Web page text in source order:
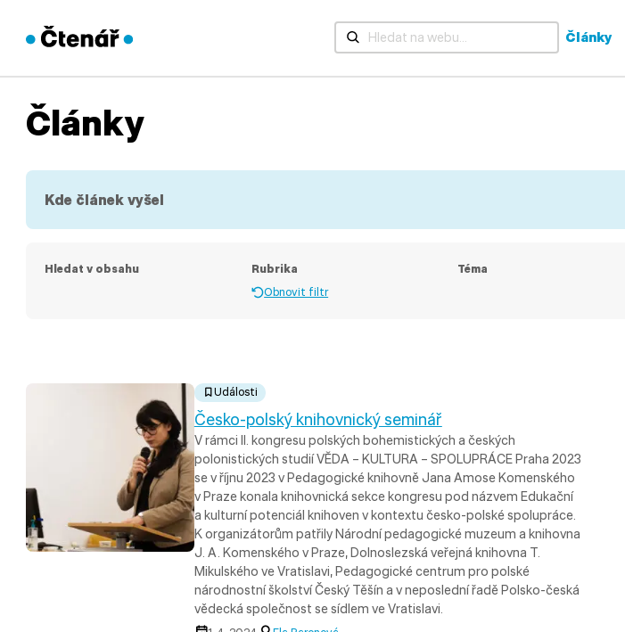
Články
Články
Kde článek vyšel
Hledat v obsahu Rubrika Téma
Obnovit filtr
Události
Česko-polský knihovnický seminář
V rámci II. kongresu polských bohemistických a českých
polonistických studií VĚDA – KULTURA – SPOLUPRÁCE Praha 2023
se v říjnu 2023 v Pedagogické knihovně Jana Amose Komenského
v Praze konala knihovnická sekce kongresu pod názvem Edukační
a kulturní potenciál knihoven v kontextu česko-polské spolupráce.
K organizátorům patřily Národní pedagogické muzeum a knihovna
J. A. Komenského v Praze, Dolnoslezská veřejná knihovna T.
Mikulského ve Vratislavi, Pedagogické centrum pro polské
národnostní školství Český Těšín a v neposlední řadě Polsko-česká
vědecká společnost se sídlem ve Vratislavi.